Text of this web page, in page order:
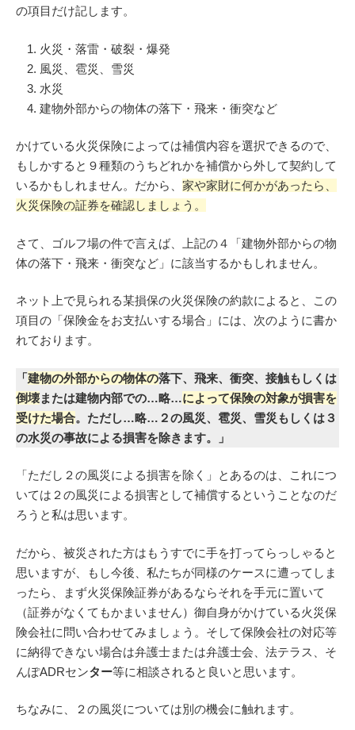
の項目だけ記します。
火災・落雷・破裂・爆発
風災、雹災、雪災
水災
建物外部からの物体の落下・飛来・衝突など
かけている火災保険によっては補償内容を選択できるので、
もしかすると９種類のうちどれかを補償から外して契約して
いるかもしれません。だから、 家や家財に何かがあったら、
火災保険の証券を確認しましょう。
さて、ゴルフ場の件で言えば、上記の４「建物外部からの物
体の落下・飛来・衝突など」に該当するかもしれません。
ネット上で見られる某損保の火災保険の約款によると、この
項目の「保険金をお支払いする場合」には、次のように書か
れております。
「建物の外部からの物体の落下、飛来、衝突、接触もしくは
倒壊または建物内部での…略…によって保険の対象が損害を
受けた場合。ただし…略…２の風災、雹災、雪災もしくは３
の水災の事故による損害を除きます。」
「ただし２の風災による損害を除く」とあるのは、これにつ
いては２の風災による損害として補償するということなのだ
ろうと私は思います。
だから、被災された方はもうすでに手を打ってらっしゃると
思いますが、もし今後、私たちが同様のケースに遭ってしま
ったら、まず火災保険証券があるならそれを手元に置いて
（証券がなくてもかまいません）御自身がかけている火災保
険会社に問い合わせてみましょう。そして保険会社の対応等
に納得できない場合は弁護士または弁護士会、法テラス、そ
んぽADRセンター等に相談されると良いと思います。
ちなみに、２の風災については別の機会に触れます。